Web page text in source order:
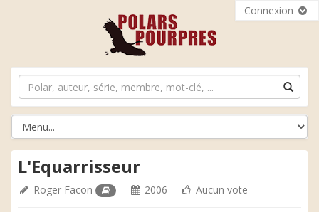
Connexion
L'Equarrisseur
Roger Facon 2006 Aucun vote